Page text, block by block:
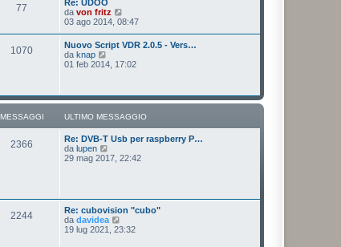
s
a
g
g
i
o
m
e
s
s
a
g
o
u
l
t
i
m
o
m
s
a
g
g
o
77
Re: UDOO
da von fritz
e
i
u
l
t
o
e
s
s
g
03 ago 2014, 08:47
1070
Nuovo Script VDR 2.0.5 - Vers…
da knap
e
l
i
m
o
m
e
g
g
i
o
01 feb 2014, 17:02
MESSAGGI ULTIMO MESSAGGIO
2366
Re: DVB-T Usb per raspberry P…
da lupen
e
t
i
m
o
29 mag 2017, 22:42
2244
Re: cubovision "cubo"
da davidea
e
19 lug 2021, 23:32